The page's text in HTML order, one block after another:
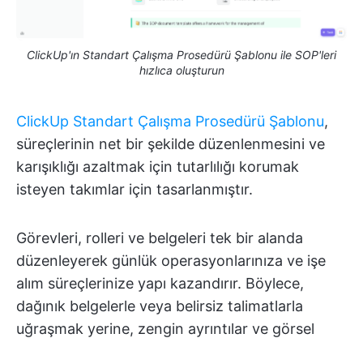
ClickUp'ın Standart Çalışma Prosedürü Şablonu ile SOP'leri
hızlıca oluşturun
ClickUp Standart Çalışma Prosedürü Şablonu,
süreçlerinin net bir şekilde düzenlenmesini ve
karışıklığı azaltmak için tutarlılığı korumak
isteyen takımlar için tasarlanmıştır.
Görevleri, rolleri ve belgeleri tek bir alanda
düzenleyerek günlük operasyonlarınıza ve işe
alım süreçlerinize yapı kazandırır. Böylece,
dağınık belgelerle veya belirsiz talimatlarla
uğraşmak yerine, zengin ayrıntılar ve görsel